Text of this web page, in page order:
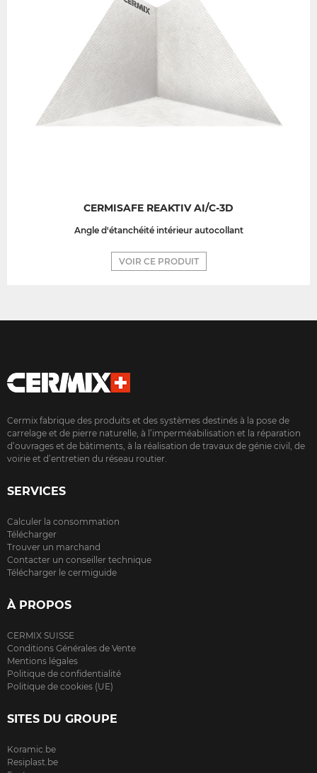
CERMISAFE REAKTIV AI/C-3D
Angle d'étanchéité intérieur autocollant
VOIR CE PRODUIT
Cermix fabrique des produits et des systèmes destinés à la pose de
carrelage et de pierre naturelle, à l’imperméabilisation et la réparation
d’ouvrages et de bâtiments, à la réalisation de travaux de génie civil, de
voirie et d’entretien du réseau routier.
SERVICES
Calculer la consommation
Télécharger
Trouver un marchand
Contacter un conseiller technique
Télécharger le cermiguide
À PROPOS
CERMIX SUISSE
Conditions Générales de Vente
Mentions légales
Politique de confidentialité
Politique de cookies (UE)
SITES DU GROUPE
Koramic.be
Resiplast.be